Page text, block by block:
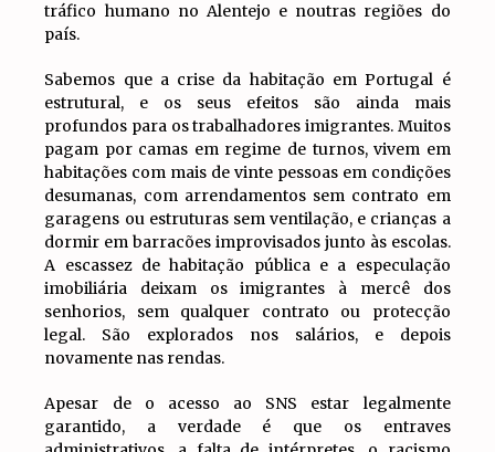
tráfico humano no Alentejo e noutras regiões do
país.
Sabemos que a crise da habitação em Portugal é
estrutural, e os seus efeitos são ainda mais
profundos para os trabalhadores imigrantes. Muitos
pagam por camas em regime de turnos, vivem em
habitações com mais de vinte pessoas em condições
desumanas, com arrendamentos sem contrato em
garagens ou estruturas sem ventilação, e crianças a
dormir em barracões improvisados junto às escolas.
A escassez de habitação pública e a especulação
imobiliária deixam os imigrantes à mercê dos
senhorios, sem qualquer contrato ou protecção
legal. São explorados nos salários, e depois
novamente nas rendas.
Apesar de o acesso ao SNS estar legalmente
garantido, a verdade é que os entraves